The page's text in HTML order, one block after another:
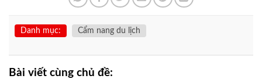
Danh mục: Cẩm nang du lịch
Bài viết cùng chủ đề: